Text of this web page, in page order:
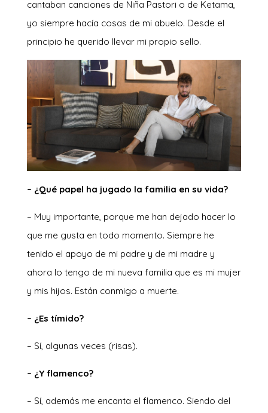
cantaban canciones de Niña Pastori o de Ketama,
yo siempre hacía cosas de mi abuelo. Desde el
principio he querido llevar mi propio sello.
– ¿Qué papel ha jugado la familia en su vida?
– Muy importante, porque me han dejado hacer lo
que me gusta en todo momento. Siempre he
tenido el apoyo de mi padre y de mi madre y
ahora lo tengo de mi nueva familia que es mi mujer
y mis hijos. Están conmigo a muerte.
– ¿Es tímido?
– Sí, algunas veces (risas).
– ¿Y flamenco?
– Sí, además me encanta el flamenco. Siendo del